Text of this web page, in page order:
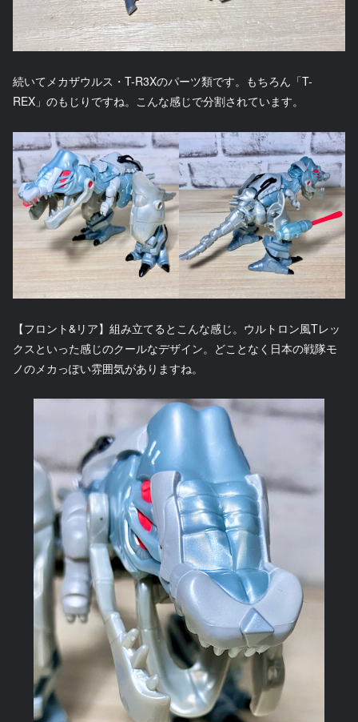
続いてメカザウルス・T-R3Xのパーツ類です。もちろん「T-
REX」のもじりですね。こんな感じで分割されています。
【フロント&リア】組み立てるとこんな感じ。ウルトロン風Tレッ
クスといった感じのクールなデザイン。どことなく日本の戦隊モ
ノのメカっぽい雰囲気がありますね。